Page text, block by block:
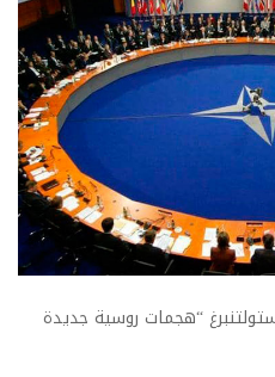
“هجمات روسية جديدة